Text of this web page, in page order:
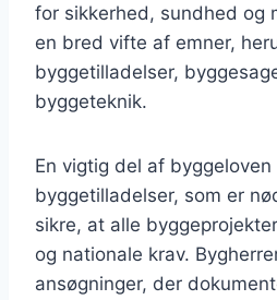
for sikkerhed, sundhed og
en bred vifte af emner,
byggetilladelser,
byggeteknik.
En vigtig del af
byggetilladelser, som er
sikre, at alle
og nationale krav.
ansøgninger, der